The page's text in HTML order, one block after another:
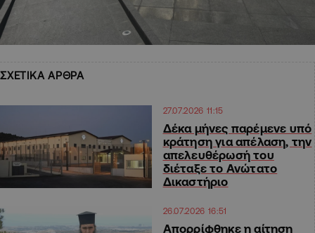
ΣΧΕΤΙΚΑ ΑΡΘΡΑ
27.07.2026 11:15
Δέκα μήνες παρέμενε υπό
κράτηση για απέλαση, την
απελευθέρωσή του
διέταξε το Ανώτατο
Δικαστήριο
26.07.2026 16:51
Απορρίφθηκε η αίτηση